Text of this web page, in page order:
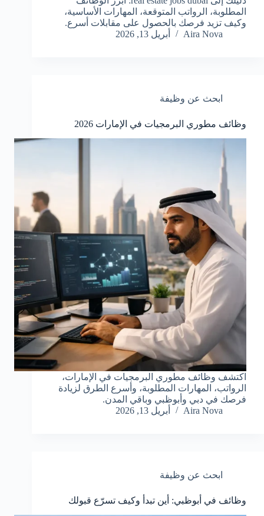
المطلوبة، الرواتب المتوقعة، المهارات الأساسية،
وكيف تزيد فرصك بالحصول على مقابلات أسرع.
Aira Nova
أبريل 13, 2026
ابحث عن وظيفة
وظائف مطوري البرمجيات في الإمارات 2026
اكتشف وظائف مطوري البرمجيات في الإمارات،
الرواتب، المهارات المطلوبة، وأسرع الطرق لزيادة
فرصك في دبي وأبوظبي وباقي المدن.
Aira Nova
أبريل 13, 2026
ابحث عن وظيفة
وظائف في أبوظبي: أين تبدأ وكيف تسرّع قبولك